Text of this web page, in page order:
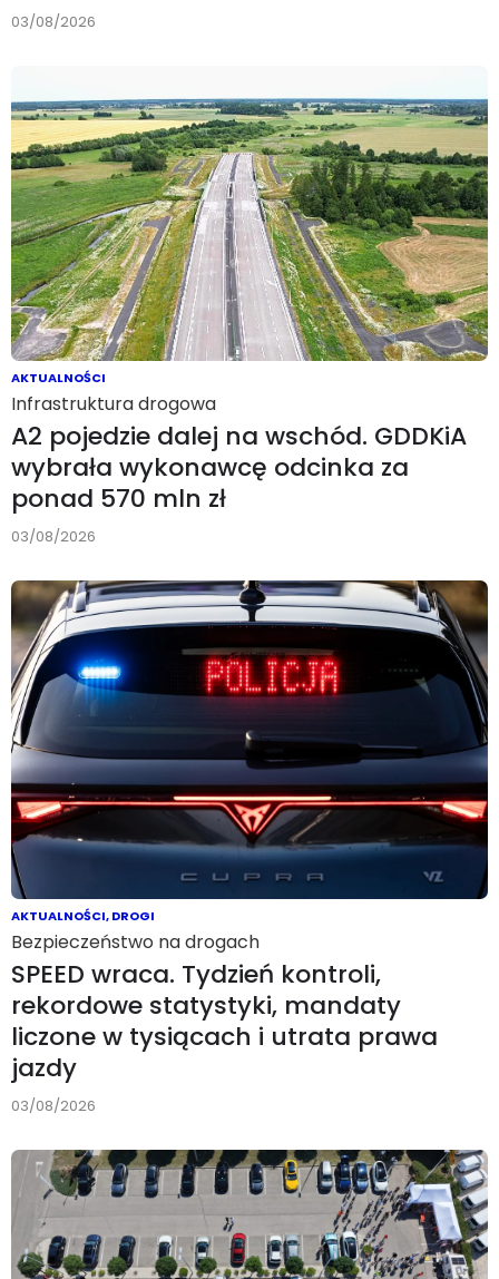
03/08/2026
AKTUALNOŚCI
Infrastruktura drogowa
A2 pojedzie dalej na wschód. GDDKiA
wybrała wykonawcę odcinka za
ponad 570 mln zł
03/08/2026
AKTUALNOŚCI,DROGI
Bezpieczeństwo na drogach
SPEED wraca. Tydzień kontroli,
rekordowe statystyki, mandaty
liczone w tysiącach i utrata prawa
jazdy
03/08/2026